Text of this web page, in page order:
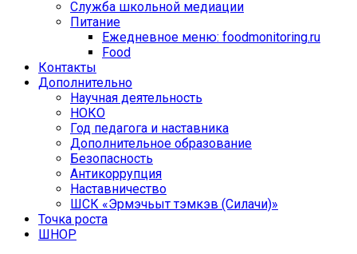
Служба школьной медиации
Питание
Ежедневное меню: foodmonitoring.ru
Food
Контакты
Дополнительно
Научная деятельность
НОКО
Год педагога и наставника
Дополнительное образование
Безопасность
Антикоррупция
Наставничество
ШСК «Эрмэчьыт тэмкэв (Силачи)»
Точка роста
ШНОР